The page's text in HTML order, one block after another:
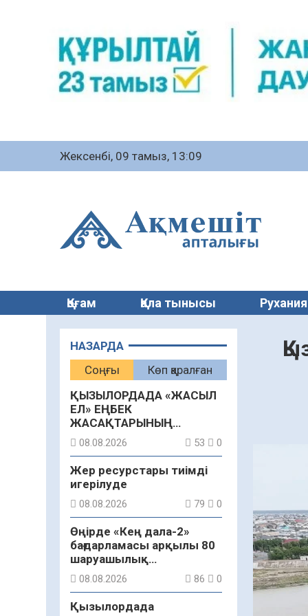
Жексенбі, 09 тамыз, 13:09
Қоғам Қала тынысы
НАЗАРДА
Соңғы
Көп қаралған
ҚЫЗЫЛОРДАДА «ЖАСЫЛ
ЕЛ» ЕҢБЕК
ЖАСАҚТАРЫНЫҢ
ҚАТЫСУЫМЕН
ЭКОЛОГИЯЛЫҚ СЕНБІЛІК
ӨТТІ
08.08.2026 53 0
Жер ресурстары тиімді
игерілуде
08.08.2026 79 0
Өңірде «Кең дала-2»
бағдарламасы арқылы 80
шаруашылық
қаржыландырылды
08.08.2026 86 0
Қызылордада